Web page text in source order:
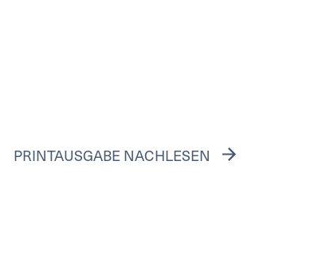
PRINTAUSGABE NACHLESEN